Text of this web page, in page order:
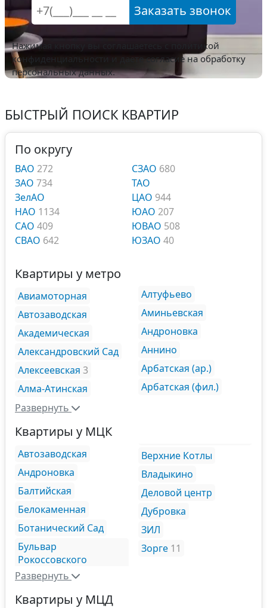
Заказать звонок
Нажимая кнопку вы соглашаетесь с
политикой
конфиденциальности и даете согласие на обработку
персональных данных.
БЫСТРЫЙ ПОИСК КВАРТИР
По округу
ВАО 272
ЗАО 734
ЗелАО
НАО 1134
САО 409
СВАО 642
СЗАО 680
ТАО
ЦАО 944
ЮАО 207
ЮВАО 508
ЮЗАО 40
Квартиры у метро
Авиамоторная
Автозаводская
Академическая
Александровский Сад
Алексеевская 3
Алма-Атинская
Алтуфьево
Аминьевская
Андроновка
Аннино
Арбатская (ар.)
Арбатская (фил.)
Развернуть
Квартиры у МЦК
Автозаводская
Андроновка
Балтийская
Белокаменная
Ботанический Сад
Бульвар
Рокоссовского
Верхние Котлы
Владыкино
Деловой центр
Дубровка
ЗИЛ
Зорге 11
Развернуть
Квартиры у МЦД